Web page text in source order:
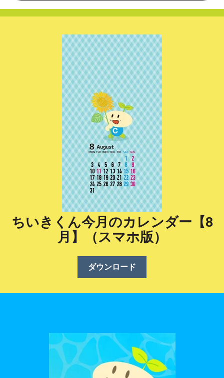
ちいきくん今月のカレンダー【8
月】（スマホ版）
ダウンロード